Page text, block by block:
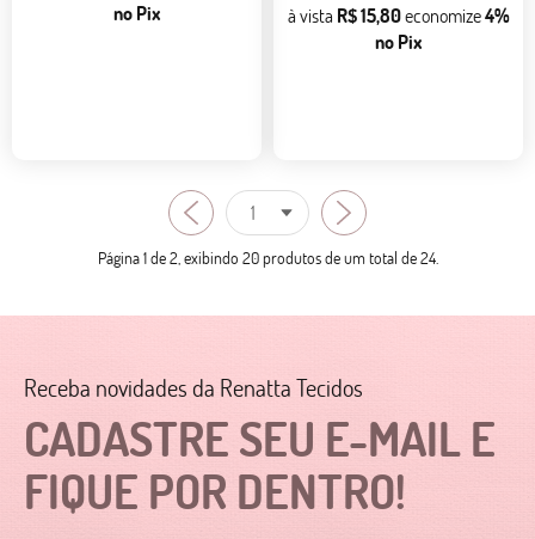
no Pix
à vista R$ 15,80economize4%
no Pix
Página 1 de 2, exibindo 20 produtos de um total de 24.
CADASTRE SEU E-MAIL E
FIQUE POR DENTRO!
Receba novidades da Renatta Tecidos